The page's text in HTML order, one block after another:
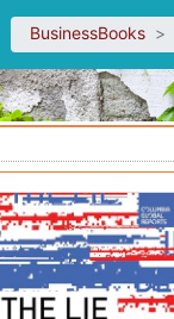
BusinessBooks